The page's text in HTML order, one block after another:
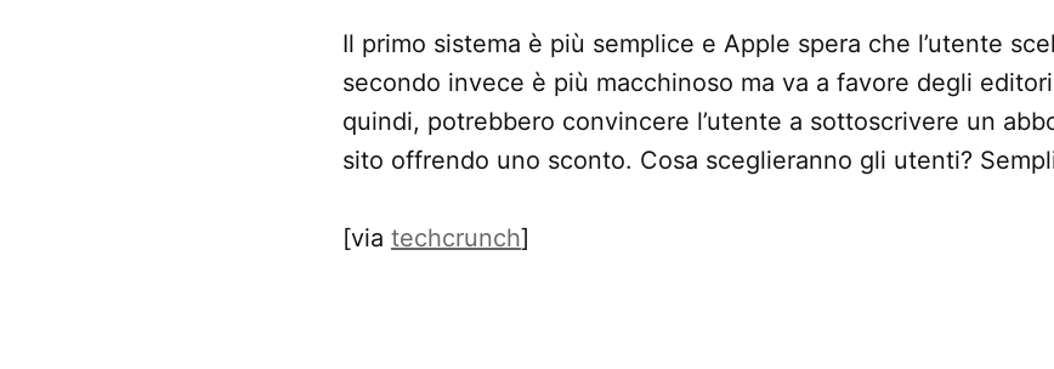
Il primo sistema è più semplice e Apple spera che l’utente
secondo invece è più macchinoso ma va a favore degli
quindi, potrebbero convincere l’utente a sottoscrivere un
sito offrendo uno sconto. Cosa sceglieranno gli utenti?
[via techcrunch]